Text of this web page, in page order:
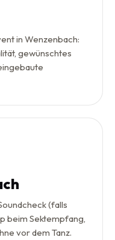
in Wenzenbach:
gewünschtes
(falls
beim Sektempfang,
vor dem Tanz.